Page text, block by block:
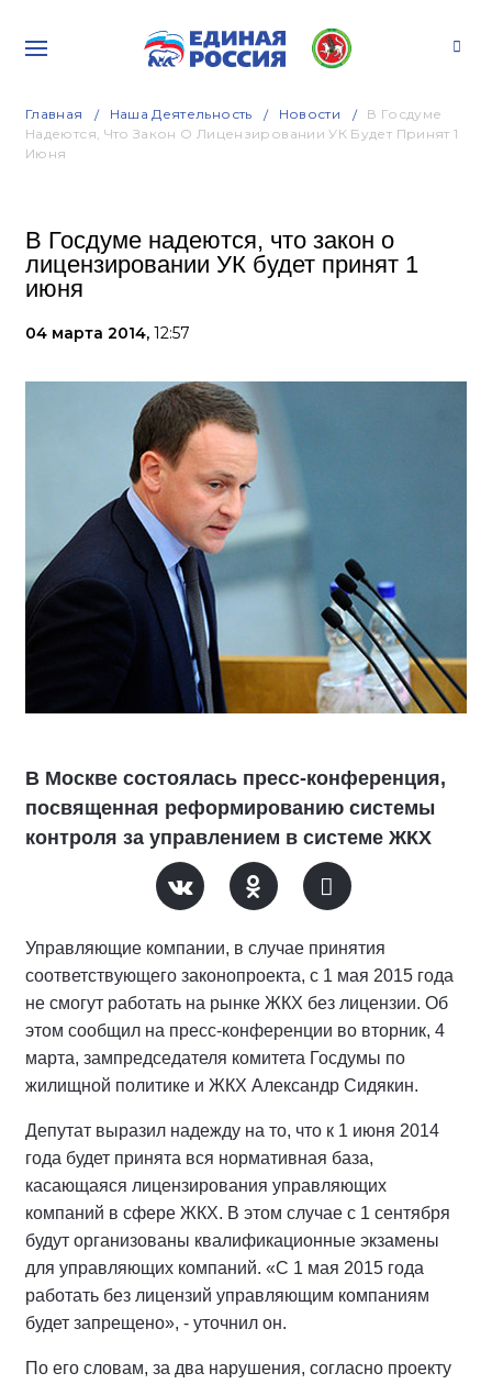
Главная Наша Деятельность Новости
В Госдуме
Надеются, Что Закон О Лицензировании УК Будет Принят 1
Июня
В Госдуме надеются, что закон о
лицензировании УК будет принят 1
июня
04 марта 2014, 12:57
В Москве состоялась пресс-конференция,
посвященная реформированию системы
контроля за управлением в системе ЖКХ
Управляющие компании, в случае принятия
соответствующего законопроекта, с 1 мая 2015 года
не смогут работать на рынке ЖКХ без лицензии. Об
этом сообщил на пресс-конференции во вторник, 4
марта, зампредседателя комитета Госдумы по
жилищной политике и ЖКХ Александр Сидякин.
Депутат выразил надежду на то, что к 1 июня 2014
года будет принята вся нормативная база,
касающаяся лицензирования управляющих
компаний в сфере ЖКХ. В этом случае с 1 сентября
будут организованы квалификационные экзамены
для управляющих компаний. «С 1 мая 2015 года
работать без лицензий управляющим компаниям
будет запрещено», - уточнил он.
По его словам, за два нарушения, согласно проекту